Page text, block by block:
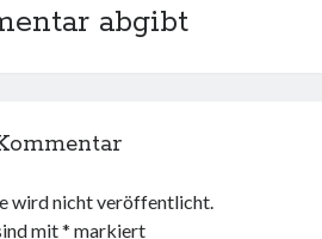
abgibt
wird nicht veröffentlicht.
mit* markiert